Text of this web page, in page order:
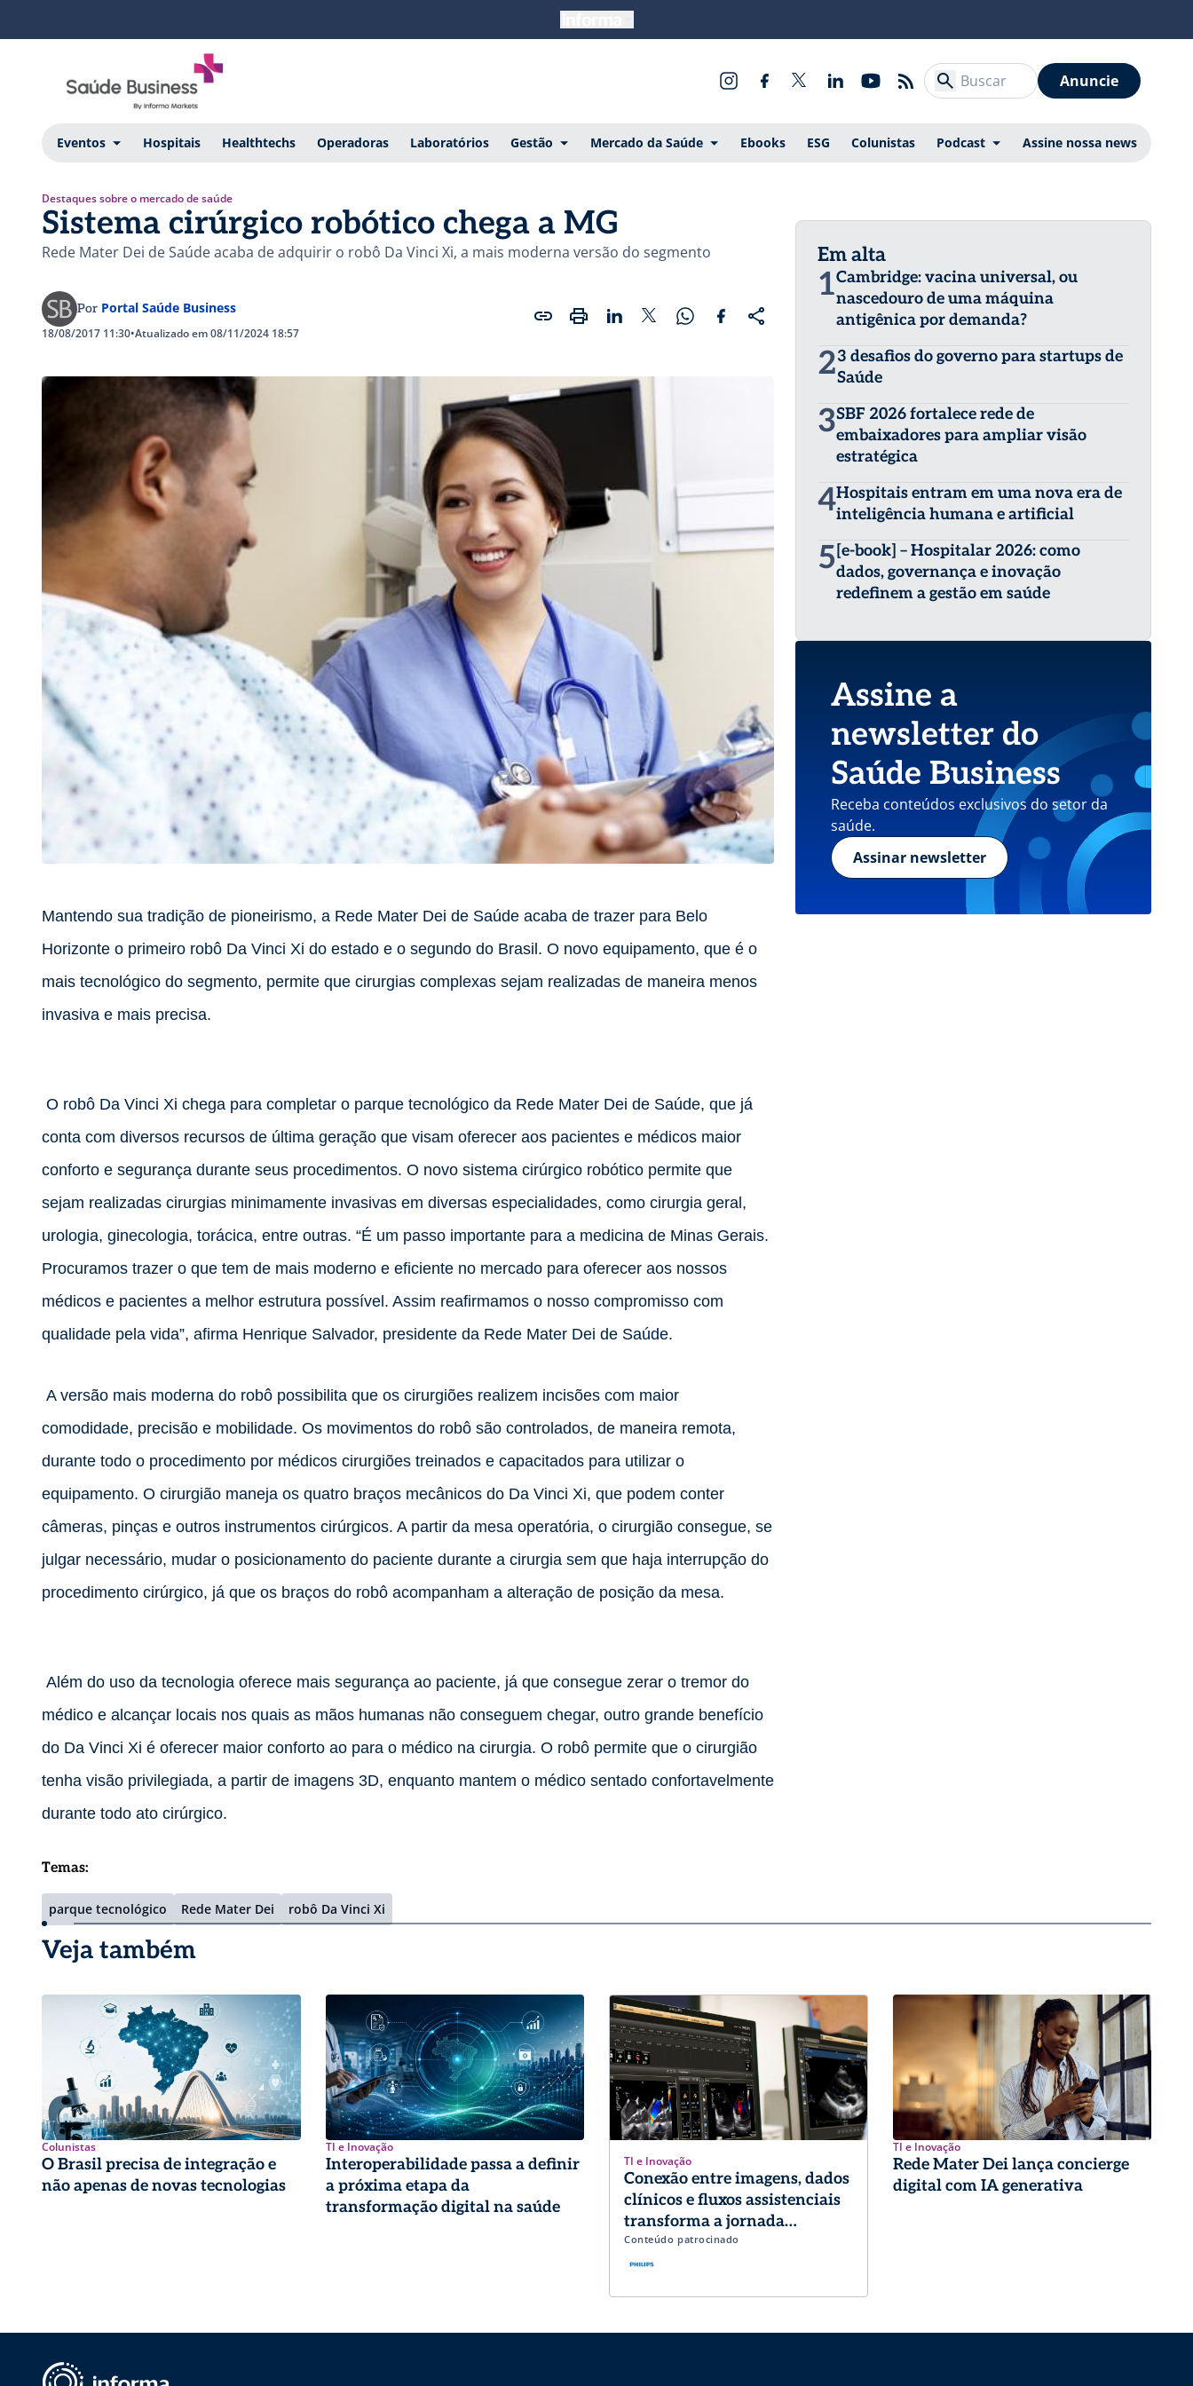
Anuncie
Eventos Hospitais Healthtechs Operadoras Laboratórios Gestão Mercado da Saúde Ebooks ESG Colunistas Podcast Assine nossa news
Destaques sobre o mercado de saúde
Sistema cirúrgico robótico chega a MG
Rede Mater Dei de Saúde acaba de adquirir o robô Da Vinci Xi, a mais moderna versão do segmento
Por Portal Saúde Business
18/08/2017 11:30•Atualizado em 08/11/2024 18:57
Mantendo sua tradição de pioneirismo, a Rede Mater Dei de Saúde acaba de trazer para Belo
Horizonte o primeiro robô Da Vinci Xi do estado e o segundo do Brasil. O novo equipamento, que é o
mais tecnológico do segmento, permite que cirurgias complexas sejam realizadas de maneira menos
invasiva e mais precisa.
O robô Da Vinci Xi chega para completar o parque tecnológico da Rede Mater Dei de Saúde, que já
conta com diversos recursos de última geração que visam oferecer aos pacientes e médicos maior
conforto e segurança durante seus procedimentos. O novo sistema cirúrgico robótico permite que
sejam realizadas cirurgias minimamente invasivas em diversas especialidades, como cirurgia geral,
urologia, ginecologia, torácica, entre outras. “É um passo importante para a medicina de Minas Gerais.
Procuramos trazer o que tem de mais moderno e eficiente no mercado para oferecer aos nossos
médicos e pacientes a melhor estrutura possível. Assim reafirmamos o nosso compromisso com
qualidade pela vida”, afirma Henrique Salvador, presidente da Rede Mater Dei de Saúde.
A versão mais moderna do robô possibilita que os cirurgiões realizem incisões com maior
comodidade, precisão e mobilidade. Os movimentos do robô são controlados, de maneira remota,
durante todo o procedimento por médicos cirurgiões treinados e capacitados para utilizar o
equipamento. O cirurgião maneja os quatro braços mecânicos do Da Vinci Xi, que podem conter
câmeras, pinças e outros instrumentos cirúrgicos. A partir da mesa operatória, o cirurgião consegue, se
julgar necessário, mudar o posicionamento do paciente durante a cirurgia sem que haja interrupção do
procedimento cirúrgico, já que os braços do robô acompanham a alteração de posição da mesa.
Além do uso da tecnologia oferece mais segurança ao paciente, já que consegue zerar o tremor do
médico e alcançar locais nos quais as mãos humanas não conseguem chegar, outro grande benefício
do Da Vinci Xi é oferecer maior conforto ao para o médico na cirurgia. O robô permite que o cirurgião
tenha visão privilegiada, a partir de imagens 3D, enquanto mantem o médico sentado confortavelmente
durante todo ato cirúrgico.
Temas:
parque tecnológico Rede Mater Dei robô Da Vinci Xi
Em alta
1Cambridge: vacina universal, ou
nascedouro de uma máquina
antigênica por demanda?
23 desafios do governo para startups de
Saúde
3SBF 2026 fortalece rede de
embaixadores para ampliar visão
estratégica
4Hospitais entram em uma nova era de
inteligência humana e artificial
5 [e-book] – Hospitalar 2026: como
dados, governança e inovação
redefinem a gestão em saúde
Assine a
newsletter do
Saúde Business
Receba conteúdos exclusivos do setor da
saúde.
Assinar newsletter
Veja também
Colunistas
O Brasil precisa de integração e
não apenas de novas tecnologias
TI e Inovação
Interoperabilidade passa a definir
a próxima etapa da
transformação digital na saúde
TI e Inovação
Conexão entre imagens, dados
clínicos e fluxos assistenciais
transforma a jornada
diagnóstica em Cardiologia
Conteúdo patrocinado
TI e Inovação
Rede Mater Dei lança concierge
digital com IA generativa